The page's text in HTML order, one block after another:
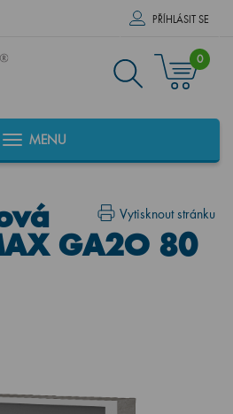
PŘÍHLÁSIT SE
0
MENU
Vytisknout stránku
GA2O 80